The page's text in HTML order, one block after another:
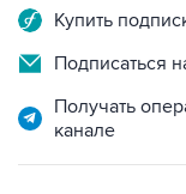
Купить
Подписаться
Получать
канале